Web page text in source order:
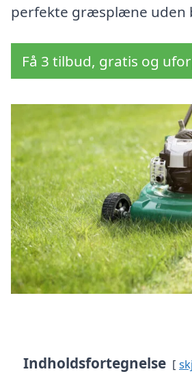
perfekte græsplæne uden
Få 3 tilbud, gratis og
Indholdsfortegnelse